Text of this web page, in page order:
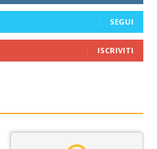
SEGUI
ISCRIVITI